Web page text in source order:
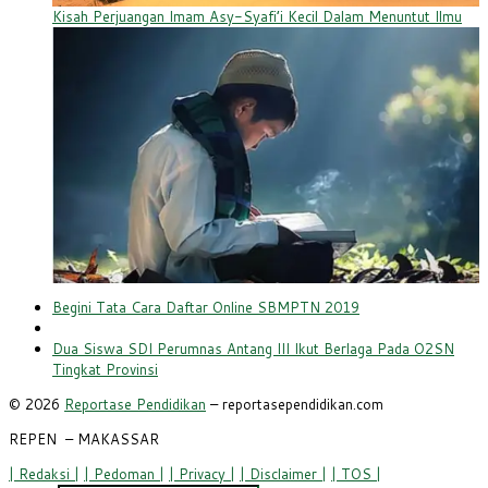
Kisah Perjuangan Imam Asy-Syafi’i Kecil Dalam Menuntut Ilmu
Navigasi
pos
Previous
Begini Tata Cara Daftar Online SBMPTN 2019
to
post
Next
post
Dua Siswa SDI Perumnas Antang III Ikut Berlaga Pada O2SN
Tingkat Provinsi
© 2026 Reportase Pendidikan – reportasependidikan.com
REPEN – MAKASSAR
| Redaksi | | Pedoman | | Privacy | | Disclaimer | | TOS |